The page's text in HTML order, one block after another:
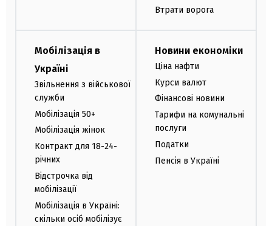
Втрати ворога
Мобілізація в
Україні
Звільнення з військової
служби
Мобілізація 50+
Мобілізація жінок
Контракт для 18-24-
річних
Відстрочка від
мобілізації
Мобілізація в Україні:
скільки осіб мобілізує
Новини економіки
Ціна нафти
Курси валют
Фінансові новини
Тарифи на комунальні
послуги
Податки
Пенсія в Україні